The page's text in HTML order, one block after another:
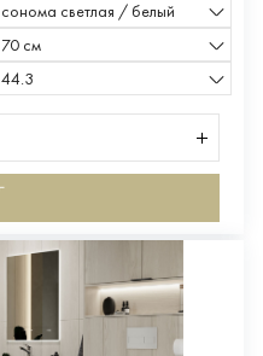
сонома светлая / белый
70 см
44.3